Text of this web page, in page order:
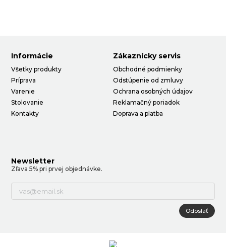
Informácie
Všetky produkty
Príprava
Varenie
Stolovanie
Kontakty
Zákaznícky servis
Obchodné podmienky
Odstúpenie od zmluvy
Ochrana osobných údajov
Reklamačný poriadok
Doprava a platba
Newsletter
Zľava 5% pri prvej objednávke.
Odoslať